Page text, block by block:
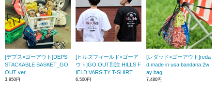
[デプス×ゴーアウト]DEPS
STACKABLE BASKET_GO
OUT ver.
3,950円
[ヒルズフィールド×ゴーア
ウト]GO OUT別注 HILLS F
IELD VARSITY T-SHIRT
6,500円
[レダッド×ゴーアウト]reda
d made in usa bandana 2w
ay bag
7,480円